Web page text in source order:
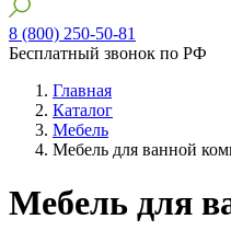
8 (800) 250-50-81
Бесплатный звонок по РФ
Главная
Каталог
Мебель
Мебель для ванной
Мебель для